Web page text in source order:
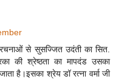
से सुसज्जित उदंती का सित.
की श्रेष्ठता का मापदंड उसका
है।इसका श्रेय डॉ रत्ना वर्मा जी